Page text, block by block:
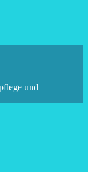
und